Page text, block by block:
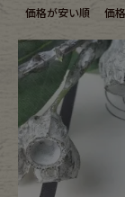
Tops
Outer
価格が安い順 価